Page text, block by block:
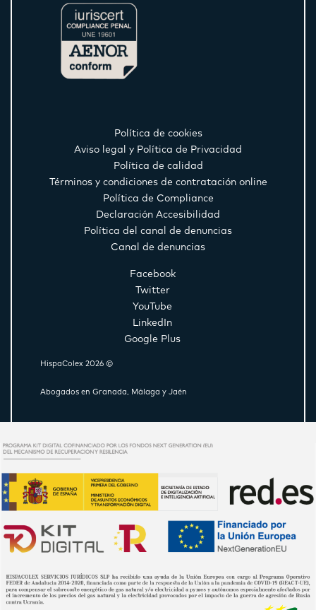
Política de cookies
Aviso legal y Política de Privacidad
Política de calidad
Términos y condiciones de contratación online
Política de Compliance
Declaración Accesibilidad
Política del canal de denuncias
Canal de denuncias
Facebook
Twitter
YouTube
LinkedIn
Google Plus
HispaColex 2026 ©
Abogados en Granada, Málaga y Jaén